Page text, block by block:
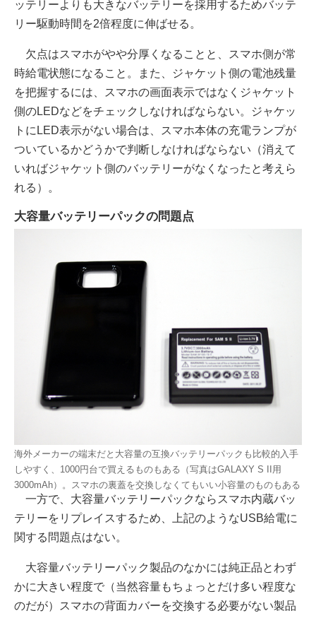
ッテリーよりも大きなバッテリーを採用するためバッテ
リー駆動時間を2倍程度に伸ばせる。
欠点はスマホがやや分厚くなることと、スマホ側が常
時給電状態になること。また、ジャケット側の電池残量
を把握するには、スマホの画面表示ではなくジャケット
側のLEDなどをチェックしなければならない。ジャケッ
トにLED表示がない場合は、スマホ本体の充電ランプが
ついているかどうかで判断しなければならない（消えて
いればジャケット側のバッテリーがなくなったと考えら
れる）。
大容量バッテリーパックの問題点
海外メーカーの端末だと大容量の互換バッテリーパックも比較的入手
しやすく、1000円台で買えるものもある（写真はGALAXY S II用
3000mAh）。スマホの裏蓋を交換しなくてもいい小容量のものもある
一方で、大容量バッテリーパックならスマホ内蔵バッ
テリーをリプレイスするため、上記のようなUSB給電に
関する問題点はない。
大容量バッテリーパック製品のなかには純正品とわず
かに大きい程度で（当然容量もちょっとだけ多い程度な
のだが）スマホの背面カバーを交換する必要がない製品